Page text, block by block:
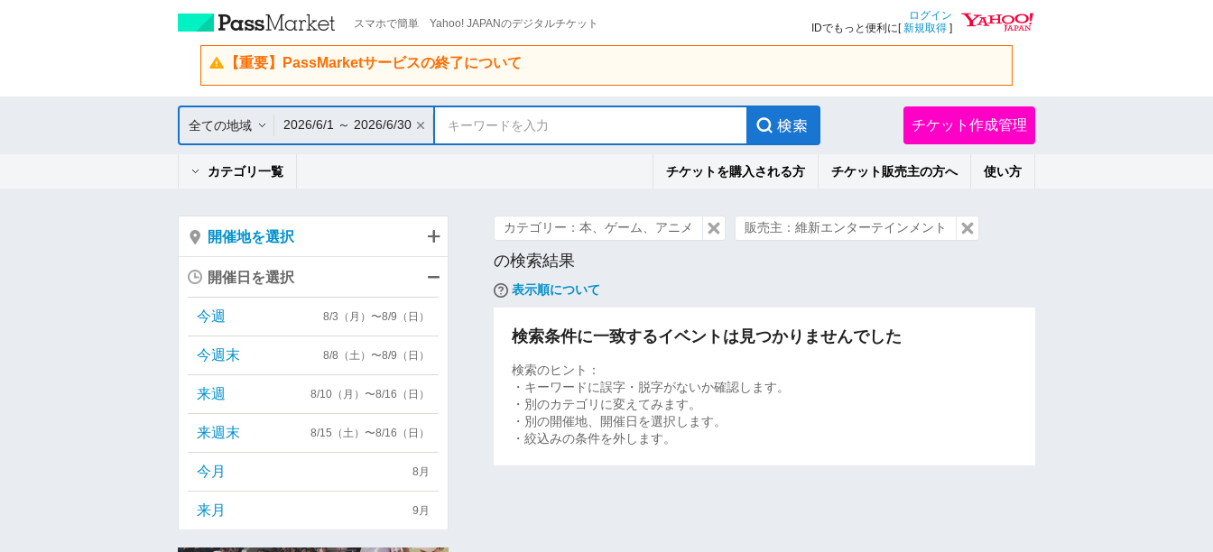
スマホで簡単 Yahoo! JAPANのデジタルチケット
ログイン
IDでもっと便利に[新規取得 ]
【重要】PassMarketサービスの終了について
全ての地域 2026/6/1 ～ 2026/6/30 キーワードを入力 チケット作成管理
カテゴリ一覧 チケットを購入される方 チケット販売主の方へ 使い方
カテゴリー：本、ゲーム、アニメ 販売主：維新エンターテインメント
の検索結果
表示順について
検索条件に一致するイベントは見つかりませんでした
検索のヒント：
・キーワードに誤字・脱字がないか確認します。
・別のカテゴリに変えてみます。
・別の開催地、開催日を選択します。
・絞込みの条件を外します。
開催地を選択
開催日を選択
今週 8/3（月）〜8/9（日）
今週末 8/8（土）〜8/9（日）
来週 8/10（月）〜8/16（日）
来週末 8/15（土）〜8/16（日）
今月 8月
来月 9月